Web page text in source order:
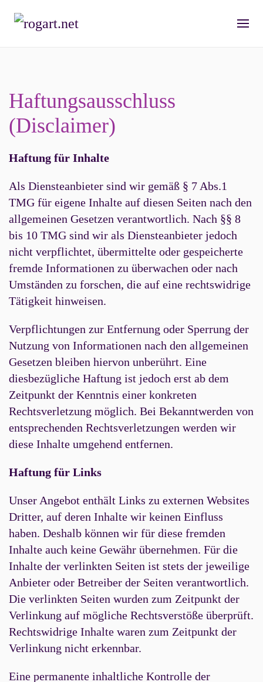
Haftungsausschluss
(Disclaimer)
Haftung für Inhalte
Als Diensteanbieter sind wir gemäß § 7 Abs.1
TMG für eigene Inhalte auf diesen Seiten nach den
allgemeinen Gesetzen verantwortlich. Nach §§ 8
bis 10 TMG sind wir als Diensteanbieter jedoch
nicht verpflichtet, übermittelte oder gespeicherte
fremde Informationen zu überwachen oder nach
Umständen zu forschen, die auf eine rechtswidrige
Tätigkeit hinweisen.
Verpflichtungen zur Entfernung oder Sperrung der
Nutzung von Informationen nach den allgemeinen
Gesetzen bleiben hiervon unberührt. Eine
diesbezügliche Haftung ist jedoch erst ab dem
Zeitpunkt der Kenntnis einer konkreten
Rechtsverletzung möglich. Bei Bekanntwerden von
entsprechenden Rechtsverletzungen werden wir
diese Inhalte umgehend entfernen.
Haftung für Links
Unser Angebot enthält Links zu externen Websites
Dritter, auf deren Inhalte wir keinen Einfluss
haben. Deshalb können wir für diese fremden
Inhalte auch keine Gewähr übernehmen. Für die
Inhalte der verlinkten Seiten ist stets der jeweilige
Anbieter oder Betreiber der Seiten verantwortlich.
Die verlinkten Seiten wurden zum Zeitpunkt der
Verlinkung auf mögliche Rechtsverstöße überprüft.
Rechtswidrige Inhalte waren zum Zeitpunkt der
Verlinkung nicht erkennbar.
Eine permanente inhaltliche Kontrolle der